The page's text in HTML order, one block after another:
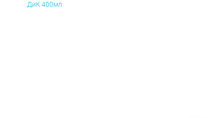
ДиК 400мл